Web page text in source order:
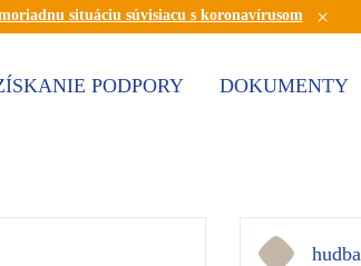
situáciu súvisiacu s koronavírusom ×
PODPORY DOKUMENTY
hudba